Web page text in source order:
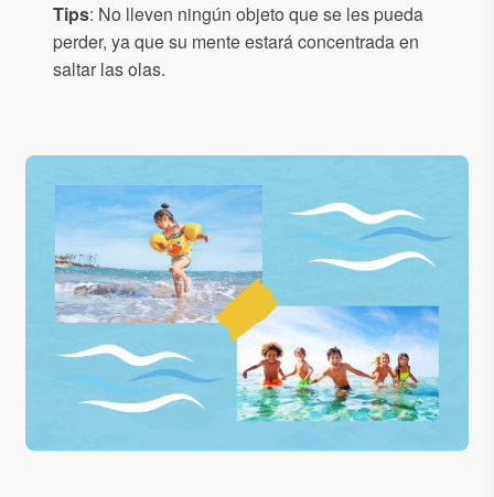
Tips: No lleven ningún objeto que se les pueda
perder, ya que su mente estará concentrada en
saltar las olas.